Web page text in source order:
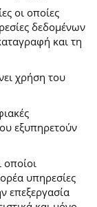
οι οποίες
δεδομένων
και τη
χρήση του
εξυπηρετούν
οποίοι
υπηρεσίες
επεξεργασία